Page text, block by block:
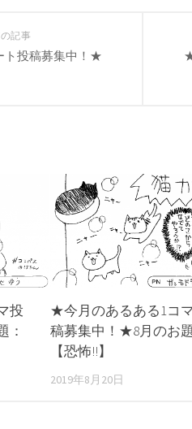
記事
ト投稿募集中！★
投
：
★今月のあるある1コ
稿募集中！★8月のお題
【恐怖!!】
2019年8月20日